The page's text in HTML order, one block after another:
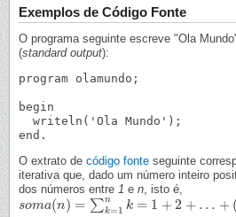
Exemplos de Código Fonte
O programa seguinte escreve "Ola
(standard output):
program olamundo;
begin
  writeln('Ola Mundo');
O extrato de código fonte seguinte
iterativa que, dado um número inteiro
dos números entre 1 e n, isto é,
soma(n) = ∑n
k=1 k = 1 +2 + … +
soma(n)= ∑ k= 1n k= 1+2 +…+ (n−1 +n